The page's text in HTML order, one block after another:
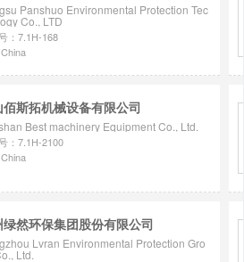
Panshuo Environmental Protection Tec
Co., LTD
：7.1H-168
佰斯拓机械设备有限公司
Best machinery Equipment Co., Ltd.
：7.1H-2100
绿然环保集团股份有限公司
Lvran Environmental Protection Gro
Ltd.